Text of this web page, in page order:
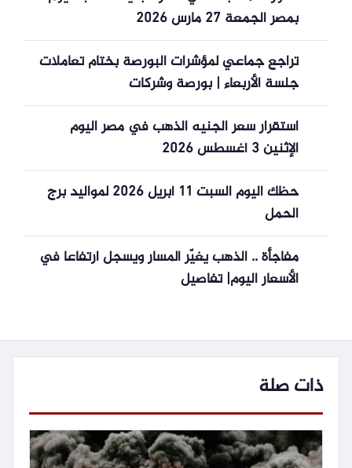
بمصر الجمعة 27 مارس 2026
تراجع جماعي لمؤشرات البورصة بختام تعاملات
جلسة الأربعاء | بورصة وشركات
استقرار سعر الجنيه الذهب في مصر اليوم
الإثنين 3 أغسطس 2026
حظك اليوم السبت 11 أبريل 2026 لمواليد برج
الحمل
مفاجأة .. الذهب يغيّر المسار ويسجل ارتفاعا في
الأسعار اليوم| تفاصيل
ذات صلة